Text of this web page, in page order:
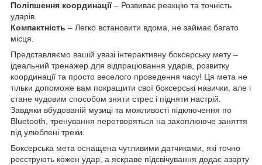
Поліпшення координації– Розвиває реакцію та точність
ударів.
Компактність – Легко встановити вдома, не займає багато
місця.
Представляємо вашій увазі інтерактивну боксерську мету –
ідеальний тренажер для відпрацювання ударів, розвитку
координації та просто веселого проведення часу! Ця мета не
тільки допоможе вам покращити свої боксерські навички, але і
стане чудовим способом зняти стрес і підняти настрій.
Завдяки вбудованій музиці та можливості підключення по
Bluetooth, тренування перетворяться на захоплююче заняття
під улюблені треки.
Боксерська мета оснащена чутливими датчиками, які точно
реєструють кожен удар, а яскраве підсвічування додає азарту